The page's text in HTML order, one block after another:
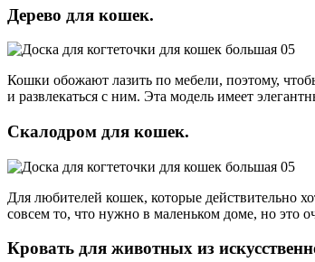
Дерево для кошек.
Кошки обожают лазить по мебели, поэтому,
и развлекаться с ним. Эта модель имеет
Скалодром для кошек.
Для любителей кошек, которые действительно
совсем то, что нужно в маленьком доме, но это
Кровать для животных из